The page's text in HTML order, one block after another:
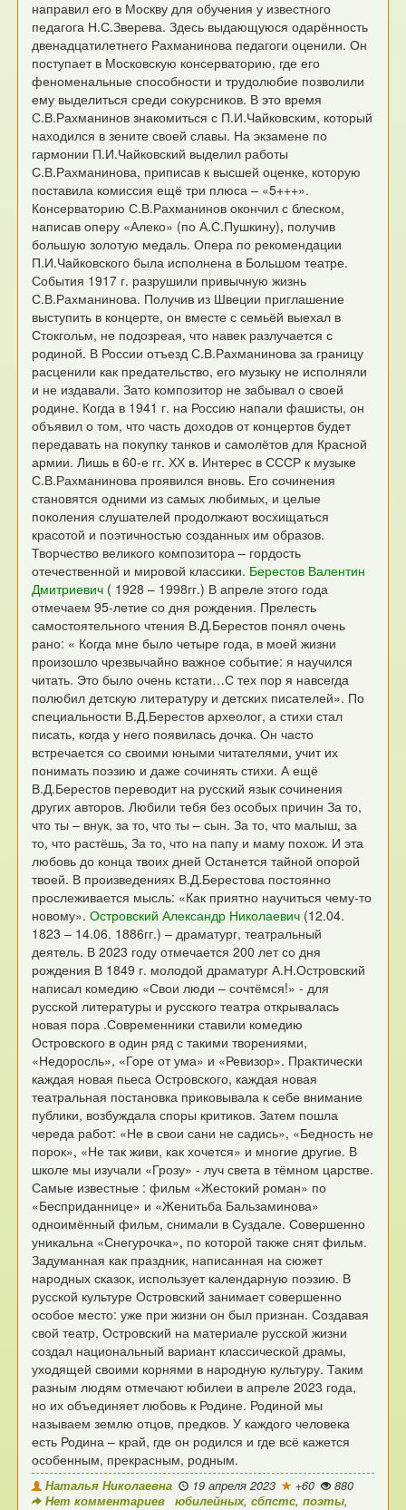
направил его в Москву для обучения у известного
педагога Н.С.Зверева. Здесь выдающуюся одарённость
двенадцатилетнего Рахманинова педагоги оценили. Он
поступает в Московскую консерваторию, где его
феноменальные способности и трудолюбие позволили
ему выделиться среди сокурсников. В это время
С.В.Рахманинов знакомиться с П.И.Чайковским, который
находился в зените своей славы. На экзамене по
гармонии П.И.Чайковский выделил работы
С.В.Рахманинова, приписав к высшей оценке, которую
поставила комиссия ещё три плюса – «5+++».
Консерваторию С.В.Рахманинов окончил с блеском,
написав оперу «Алеко» (по А.С.Пушкину), получив
большую золотую медаль. Опера по рекомендации
П.И.Чайковского была исполнена в Большом театре.
События 1917 г. разрушили привычную жизнь
С.В.Рахманинова. Получив из Швеции приглашение
выступить в концерте, он вместе с семьёй выехал в
Стокгольм, не подозреая, что навек разлучается с
родиной. В России отъезд С.В.Рахманинова за границу
расценили как предательство, его музыку не исполняли
и не издавали. Зато композитор не забывал о своей
родине. Когда в 1941 г. на Россию напали фашисты, он
объявил о том, что часть доходов от концертов будет
передавать на покупку танков и самолётов для Красной
армии. Лишь в 60-е гг. ХХ в. Интерес в СССР к музыке
С.В.Рахманинова проявился вновь. Его сочинения
становятся одними из самых любимых, и целые
поколения слушателей продолжают восхищаться
красотой и поэтичностью созданных им образов.
Творчество великого композитора – гордость
отечественной и мировой классики. Берестов Валентин
Дмитриевич ( 1928 – 1998гг.) В апреле этого года
отмечаем 95-летие со дня рождения. Прелесть
самостоятельного чтения В.Д.Берестов понял очень
рано: « Когда мне было четыре года, в моей жизни
произошло чрезвычайно важное событие: я научился
читать. Это было очень кстати…С тех пор я навсегда
полюбил детскую литературу и детских писателей». По
специальности В.Д.Берестов археолог, а стихи стал
писать, когда у него появилась дочка. Он часто
встречается со своими юными читателями, учит их
понимать поэзию и даже сочинять стихи. А ещё
В.Д.Берестов переводит на русский язык сочинения
других авторов.Любили тебя без особых причинЗа то,
что ты – внук, за то, что ты – сын.За то, что малыш, за
то, что растёшь, За то, что на папу и маму похож. И эта
любовь до конца твоих дней Останется тайной опорой
твоей. В произведениях В.Д.Берестова постоянно
прослеживается мысль: «Как приятно научиться чему-то
новому». Островский Александр Николаевич (12.04.
1823 – 14.06. 1886гг.) – драматург, театральный
деятель. В 2023 году отмечается 200 лет со дня
рождения В 1849 г. молодой драматург А.Н.Островский
написал комедию «Свои люди – сочтёмся!» - для
русской литературы и русского театра открывалась
новая пора .Современники ставили комедию
Островского в один ряд с такими творениями,
«Недоросль», «Горе от ума» и «Ревизор». Практически
каждая новая пьеса Островского, каждая новая
театральная постановка приковывала к себе внимание
публики, возбуждала споры критиков. Затем пошла
череда работ: «Не в свои сани не садись», «Бедность не
порок», «Не так живи, как хочется» и многие другие. В
школе мы изучали «Грозу» - луч света в тёмном царстве.
Самые известные : фильм «Жестокий роман» по
«Бесприданнице» и «Женитьба Бальзаминова»
одноимённый фильм, снимали в Суздале.Совершенно
уникальна «Снегурочка», по которой также снят фильм.
Задуманная как праздник, написанная на сюжет
народных сказок, использует календарную поэзию. В
русской культуре Островский занимает совершенно
особое место: уже при жизни он был признан. Создавая
свой театр, Островский на материале русской жизни
создал национальный вариант классической драмы,
уходящей своими корнями в народную культуру.Таким
разным людям отмечают юбилеи в апреле 2023 года,
но их объединяет любовь к Родине. Родиной мы
называем землю отцов, предков. У каждого человека
есть Родина – край, где он родился и где всё кажется
особенным, прекрасным, родным.
Наталья Николаевна 19 апреля 2023 +60
880
Нет комментариев
юбилейных,сбпстс,поэты,